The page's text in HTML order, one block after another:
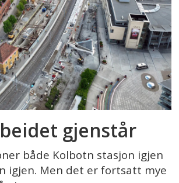
gjenstår
både Kolbotn stasjon igjen
igjen. Men det er fortsatt mye